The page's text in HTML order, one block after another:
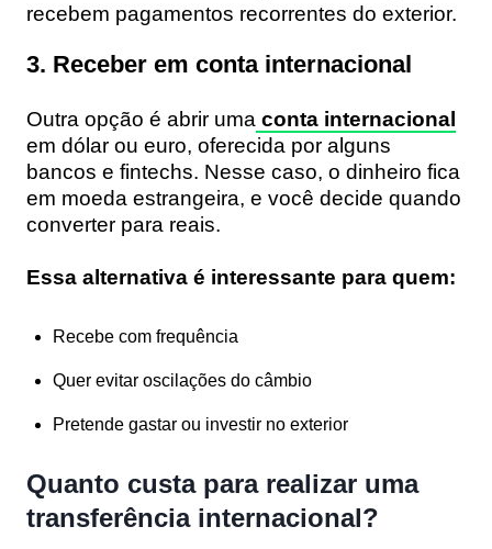
recebem pagamentos recorrentes do exterior.
3. Receber em conta internacional
Outra opção é abrir uma conta internacional
em dólar ou euro, oferecida por alguns
bancos e fintechs. Nesse caso, o dinheiro fica
em moeda estrangeira, e você decide quando
converter para reais.
Essa alternativa é interessante para quem:
Recebe com frequência
Quer evitar oscilações do câmbio
Pretende gastar ou investir no exterior
Quanto custa para realizar uma
transferência internacional?